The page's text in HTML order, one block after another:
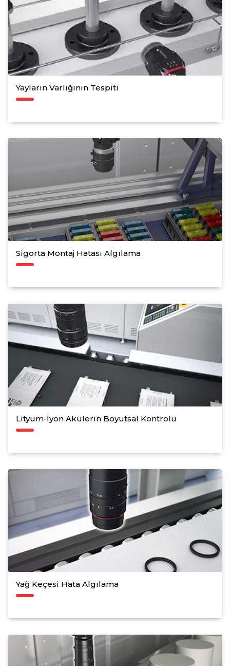
Yayların Varlığının Tespiti
Sigorta Montaj Hatası Algılama
Lityum-İyon Akülerin Boyutsal Kontrolü
Yağ Keçesi Hata Algılama